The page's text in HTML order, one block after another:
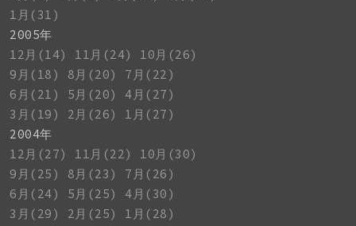
1月(31)
2005年
12月(14)
11月(24)
10月(26)
9月(18)
8月(20)
7月(22)
6月(21)
5月(20)
4月(27)
3月(19)
2月(26)
1月(27)
2004年
12月(27)
11月(22)
10月(30)
9月(25)
8月(23)
7月(26)
6月(24)
5月(25)
4月(30)
3月(29)
2月(25) 1月(28)